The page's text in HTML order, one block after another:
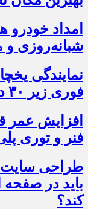
امداد
شبانه‌روزی و
نمایندگی
فوری زیر ۳۰ دقیقه
افزایش عمر
فنر و توری
طراحی سایت
باید در صفحه
کند؟